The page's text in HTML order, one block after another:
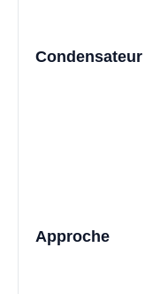
Condensateur
Approche